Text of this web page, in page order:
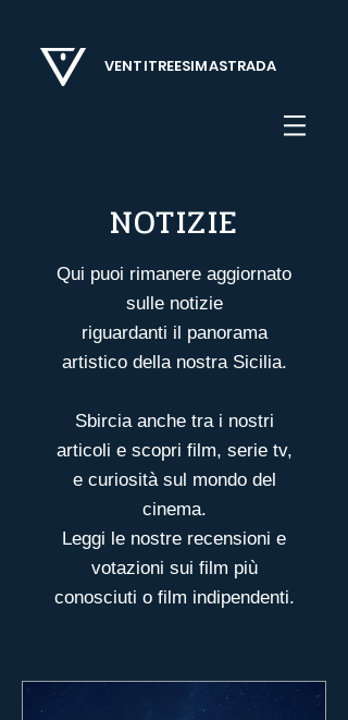
VENTITREESIMASTRADA
NOTIZIE
Qui puoi rimanere aggiornato
sulle notizie
riguardanti il panorama
artistico della nostra Sicilia.
Sbircia anche tra i nostri
articoli e scopri film, serie tv,
e curiosità sul mondo del
cinema.
Leggi le nostre recensioni e
votazioni sui film più
conosciuti o film indipendenti.